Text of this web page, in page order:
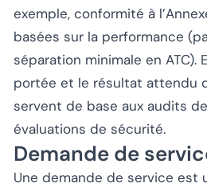
exemple, conformité à
basées sur la performance
séparation minimale en ATC).
portée et le résultat attendu
servent de base aux audits
évaluations de sécurité.
Demande de
Une demande de service est